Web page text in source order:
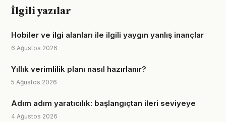
İlgili yazılar
Hobiler ve ilgi alanları ile ilgili yaygın yanlış inançlar
6 Ağustos 2026
Yıllık verimlilik planı nasıl hazırlanır?
5 Ağustos 2026
Adım adım yaratıcılık: başlangıçtan ileri seviyeye
4 Ağustos 2026